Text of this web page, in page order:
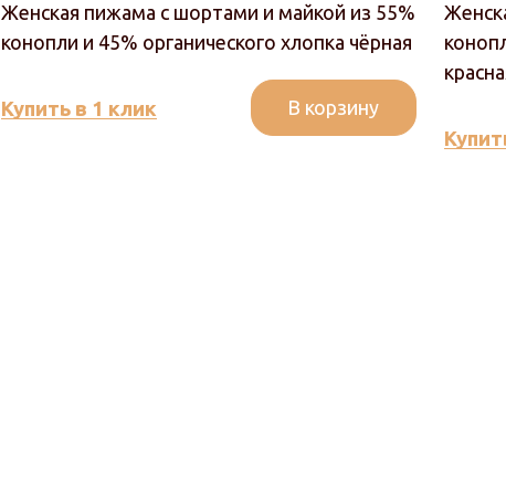
Женская пижама с шортами и майкой из 55%
конопли и 45% органического хлопка чёрная
Купить в 1 клик В корзину